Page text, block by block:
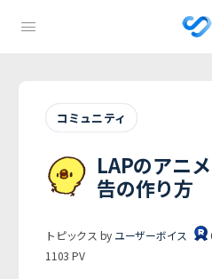
コミュニティ
LAPのアニ
告の作り方
トピックス by ユーザーボイス
1103 PV